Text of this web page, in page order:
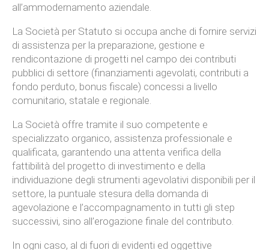
all’ammodernamento aziendale.
La Società per Statuto si occupa anche di fornire servizi
di assistenza per la preparazione, gestione e
rendicontazione di progetti nel campo dei contributi
pubblici di settore (finanziamenti agevolati, contributi a
fondo perduto, bonus fiscale) concessi a livello
comunitario, statale e regionale.
La Società offre tramite il suo competente e
specializzato organico, assistenza professionale e
qualificata, garantendo una attenta verifica della
fattibilità del progetto di investimento e della
individuazione degli strumenti agevolativi disponibili per il
settore, la puntuale stesura della domanda di
agevolazione e l’accompagnamento in tutti gli step
successivi, sino all’erogazione finale del contributo.
In ogni caso, al di fuori di evidenti ed oggettive